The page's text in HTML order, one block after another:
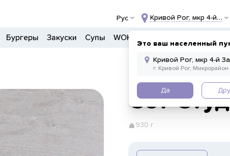
Рус Кривой Рог, мкр 4-й
Это ваш населенный
Да
Бургеры Закуски Супы WOK
Сет
930 г